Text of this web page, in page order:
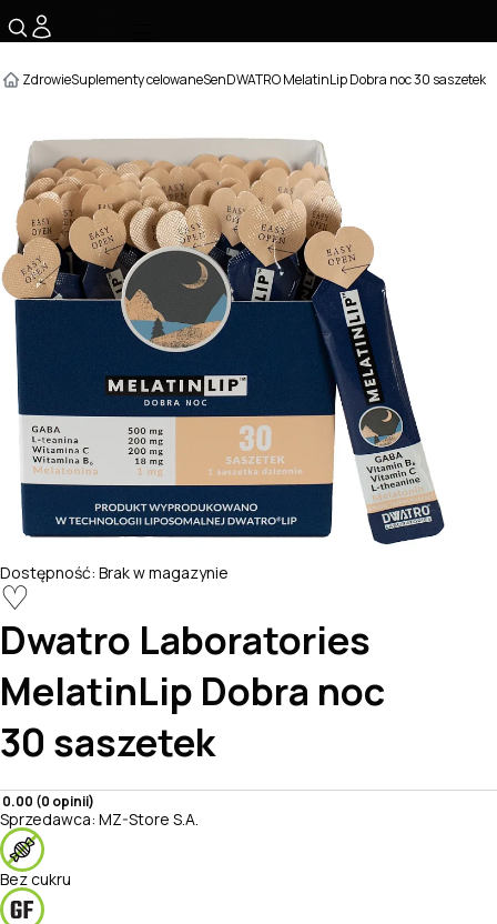
ZdrowieSuplementy celowaneSenDWATRO MelatinLip Dobra noc 30 saszetek
Dostępność: Brak w magazynie
♡
Dwatro Laboratories
MelatinLip Dobra noc
30 saszetek
0.00 (0 opinii)
Sprzedawca: MZ-Store S.A.
Bez cukru